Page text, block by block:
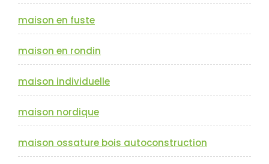
maison en fuste
maison en rondin
maison individuelle
maison nordique
maison ossature bois autoconstruction